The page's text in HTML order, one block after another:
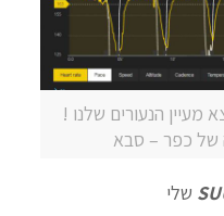
הנעורים שלנו !
של כפר – סבא
שלי